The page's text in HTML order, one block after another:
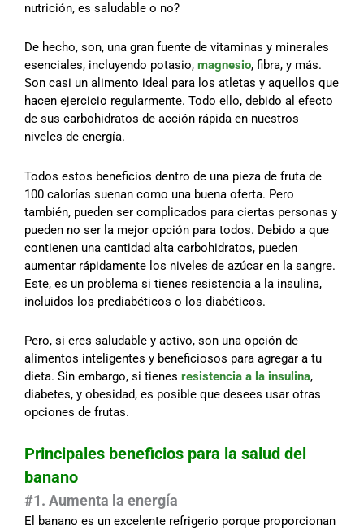
nutrición, es saludable o no?
De hecho, son, una gran fuente de vitaminas y minerales
esenciales, incluyendo potasio, magnesio, fibra, y más.
Son casi un alimento ideal para los atletas y aquellos que
hacen ejercicio regularmente. Todo ello, debido al efecto
de sus carbohidratos de acción rápida en nuestros
niveles de energía.
Todos estos beneficios dentro de una pieza de fruta de
100 calorías suenan como una buena oferta. Pero
también, pueden ser complicados para ciertas personas y
pueden no ser la mejor opción para todos. Debido a que
contienen una cantidad alta carbohidratos, pueden
aumentar rápidamente los niveles de azúcar en la sangre.
Este, es un problema si tienes resistencia a la insulina,
incluidos los prediabéticos o los diabéticos.
Pero, si eres saludable y activo, son una opción de
alimentos inteligentes y beneficiosos para agregar a tu
dieta. Sin embargo, si tienes resistencia a la insulina,
diabetes, y obesidad, es posible que desees usar otras
opciones de frutas.
Principales beneficios para la salud del
banano
#1. Aumenta la energía
El banano es un excelente refrigerio porque proporcionan